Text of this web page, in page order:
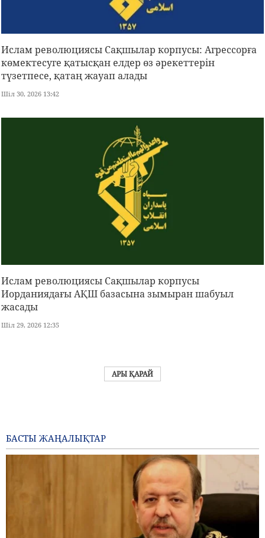
Ислам революциясы Сақшылар корпусы: Агрессорға
көмектесуге қатысқан елдер өз әрекеттерін
түзетпесе, қатаң жауап алады
Шіл 30, 2026 13:42
Ислам революциясы Сақшылар корпусы
Иорданиядағы АҚШ базасына зымыран шабуыл
жасады
Шіл 29, 2026 12:35
АРЫ ҚАРАЙ
БАСТЫ ЖАҢАЛЫҚТАР